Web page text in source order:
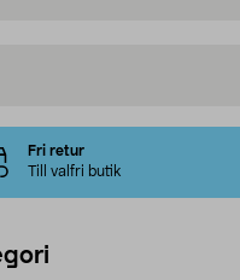
Fri retur
Till valfri butik